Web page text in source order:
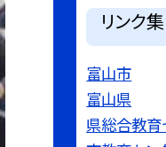
リンク集
富山市
富山県
県総合教育